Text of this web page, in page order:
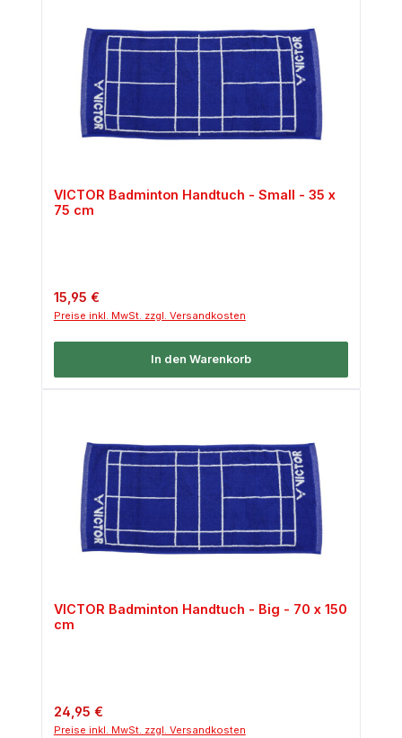
VICTOR Badminton Handtuch - Small - 35 x
75 cm
Regulärer Preis:
15,95 €
Preise inkl. MwSt. zzgl. Versandkosten
In den Warenkorb
VICTOR Badminton Handtuch - Big - 70 x 150
cm
Regulärer Preis:
24,95 €
Preise inkl. MwSt. zzgl. Versandkosten